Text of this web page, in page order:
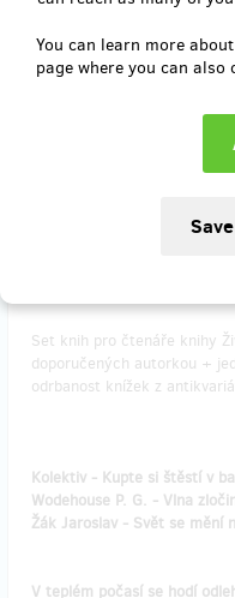
You can learn more
page where you can also
Reward delivery:
Set knih pro čtenáře knihy
doporučených autorkou +
odrbanost knížek z
Kolektiv - Kupte si štěstí v
Wodehouse P. G. - Vlna
Žák Jaroslav - Svět se mění
V teplém počasí se hodí